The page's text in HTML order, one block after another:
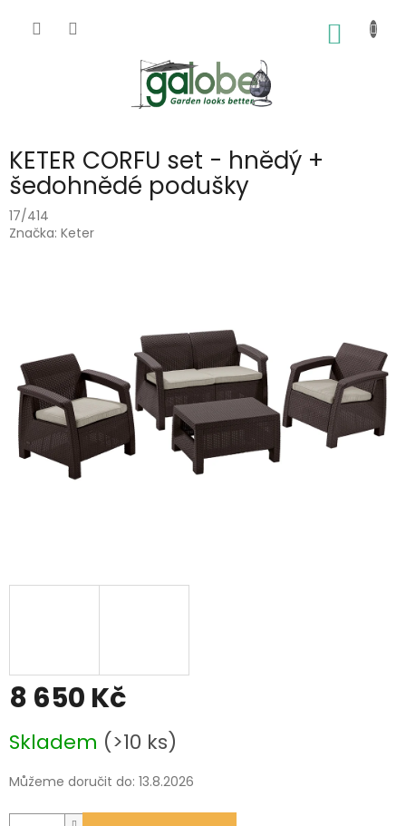
KETER CORFU set - hnědý +
šedohnědé podušky
17/414
Značka: Keter
8 650 Kč
cena:
Skladem (>10 ks)
Můžeme doručit do: 13.8.2026